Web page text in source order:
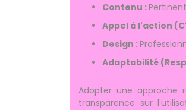
Contenu :
Appel à l'action
Design :
Adaptabilité
Adopter une approche
transparence sur